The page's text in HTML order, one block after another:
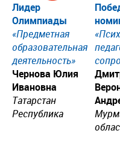
Лидер
Олимпиады
«Предметная
образовательная
деятельность»
Чернова Юлия
Ивановна
Татарстан
Республика